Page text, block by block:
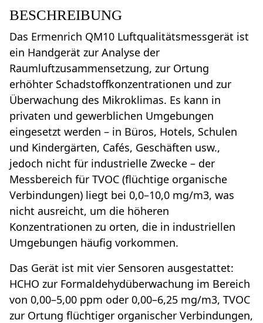
BESCHREIBUNG
Das Ermenrich QM10 Luftqualitätsmessgerät ist
ein Handgerät zur Analyse der
Raumluftzusammensetzung, zur Ortung
erhöhter Schadstoffkonzentrationen und zur
Überwachung des Mikroklimas. Es kann in
privaten und gewerblichen Umgebungen
eingesetzt werden – in Büros, Hotels, Schulen
und Kindergärten, Cafés, Geschäften usw.,
jedoch nicht für industrielle Zwecke – der
Messbereich für TVOC (flüchtige organische
Verbindungen) liegt bei 0,0–10,0 mg/m3, was
nicht ausreicht, um die höheren
Konzentrationen zu orten, die in industriellen
Umgebungen häufig vorkommen.
Das Gerät ist mit vier Sensoren ausgestattet:
HCHO zur Formaldehydüberwachung im Bereich
von 0,00–5,00 ppm oder 0,00–6,25 mg/m3, TVOC
zur Ortung flüchtiger organischer Verbindungen,